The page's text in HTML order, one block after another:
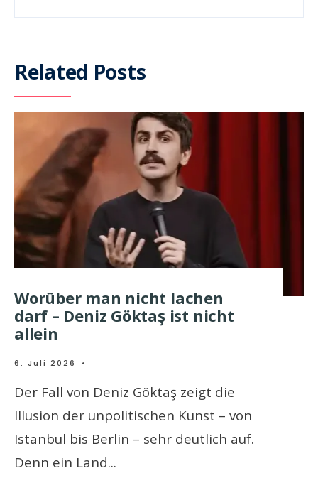
Related Posts
Worüber man nicht lachen
darf – Deniz Göktaş ist nicht
allein
6. Juli 2026 •
Der Fall von Deniz Göktaş zeigt die
Illusion der unpolitischen Kunst – von
Istanbul bis Berlin – sehr deutlich auf.
Denn ein Land...